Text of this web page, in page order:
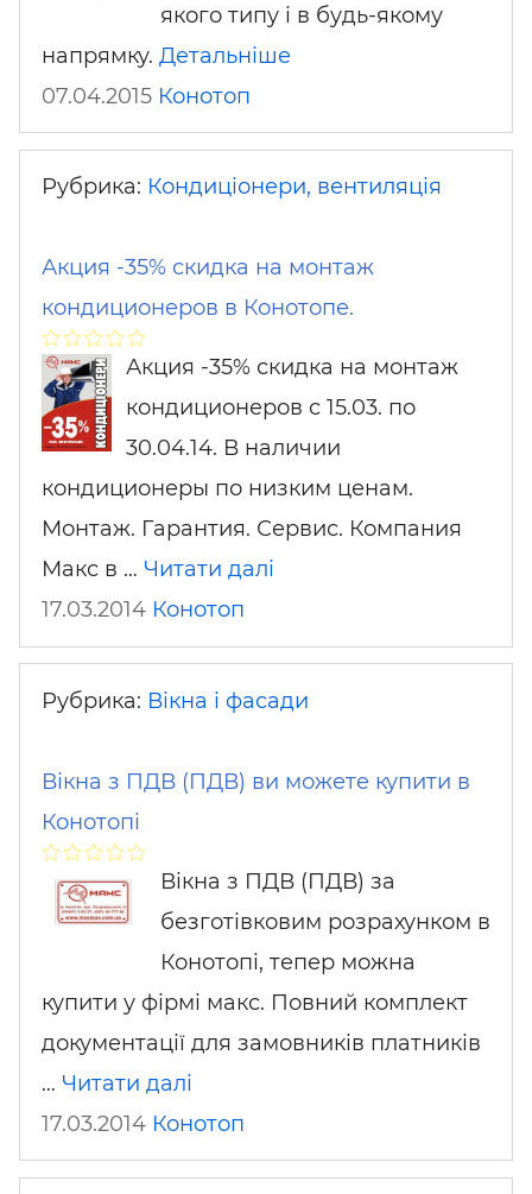
якого типу і в будь-якому
напрямку. Детальніше
07.04.2015 Конотоп
Рубрика: Кондиціонери, вентиляція
Акция -35% скидка на монтаж
кондиционеров в Конотопе.
Акция -35% скидка на монтаж
кондиционеров с 15.03. по
30.04.14. В наличии
кондиционеры по низким ценам.
Монтаж. Гарантия. Сервис. Компания
Макс в … Читати далі
17.03.2014 Конотоп
Рубрика: Вікна і фасади
Вікна з ПДВ (ПДВ) ви можете купити в
Конотопі
Вікна з ПДВ (ПДВ) за
безготівковим розрахунком в
Конотопі, тепер можна
купити у фірмі макс. Повний комплект
документації для замовників платників
… Читати далі
17.03.2014 Конотоп